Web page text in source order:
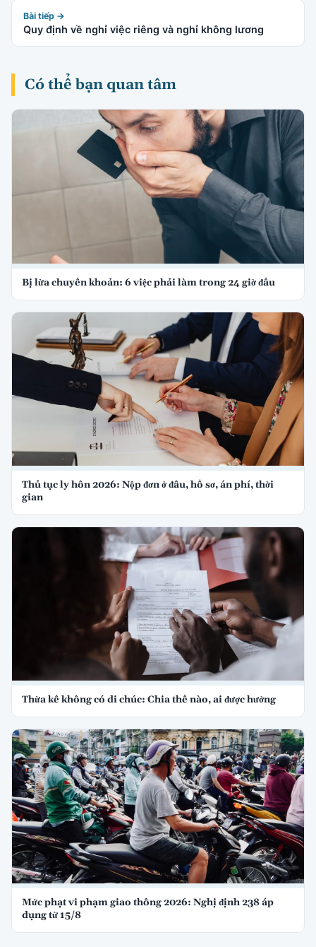
Bài tiếp →
Quy định về nghỉ việc riêng và nghỉ không lương
Có thể bạn quan tâm
Bị lừa chuyển khoản: 6 việc phải làm trong 24 giờ đầu
Thủ tục ly hôn 2026: Nộp đơn ở đâu, hồ sơ, án phí, thời
gian
Thừa kế không có di chúc: Chia thế nào, ai được hưởng
Mức phạt vi phạm giao thông 2026: Nghị định 238 áp
dụng từ 15/8